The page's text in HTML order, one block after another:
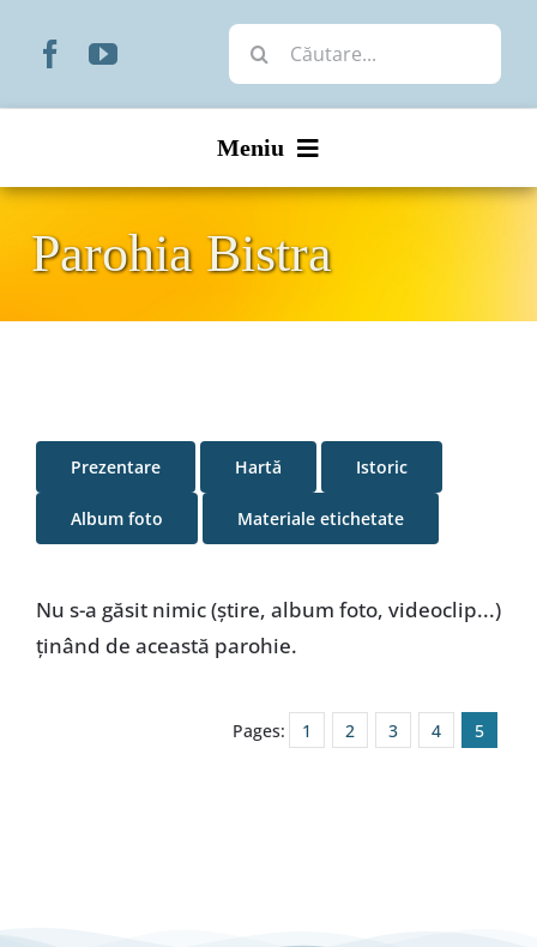
Cautare...
Meniu
Liturgic
Parohia Bistra
Prezentare Hartă Istoric
Album foto Materiale etichetate
Nu s-a găsit nimic (ştire, album foto, videoclip...)
ţinând de această parohie.
Pages: 1 2 3 4 5